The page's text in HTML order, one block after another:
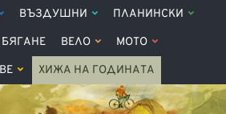
ВЪЗДУШНИ ПЛАНИНСКИ
БЯГАНЕ ВЕЛО МОТО
ХИЖА НА ГОДИНАТА